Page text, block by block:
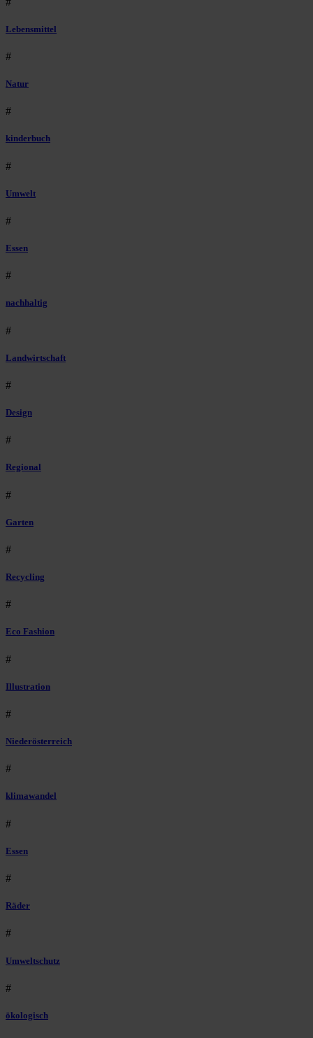
Lebensmittel
#
Natur
#
kinderbuch
#
Umwelt
#
Essen
#
nachhaltig
#
Landwirtschaft
#
Design
#
Regional
#
Garten
#
Recycling
#
Eco Fashion
#
Illustration
#
Niederösterreich
#
klimawandel
#
Essen
#
Räder
#
Umweltschutz
#
ökologisch